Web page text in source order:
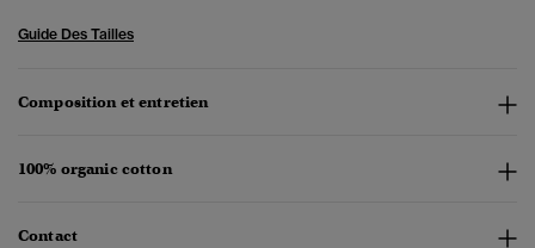
Guide Des Tailles
Composition et entretien
100% organic cotton
Contact